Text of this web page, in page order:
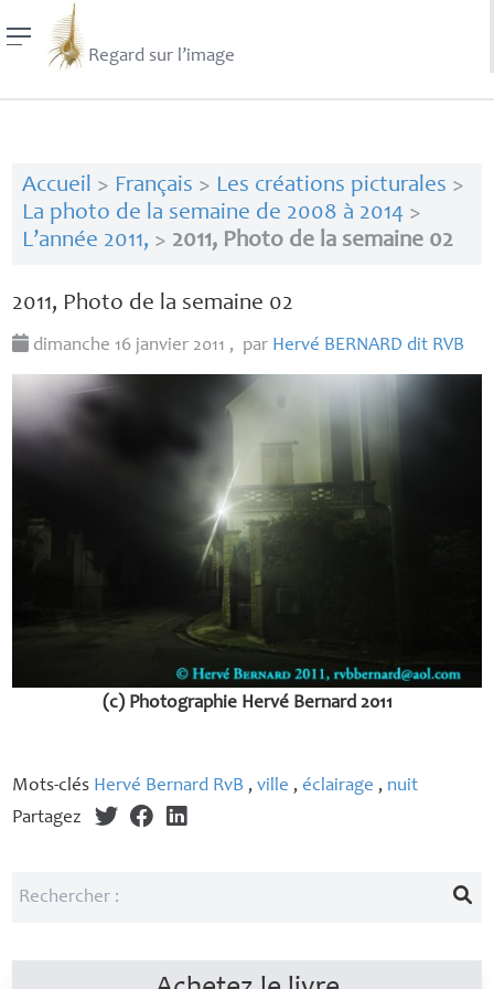
Regard sur l’image
Accueil > Français > Les créations picturales >
La photo de la semaine de 2008 à 2014>
L’année 2011, > 2011, Photo de la semaine 02
2011, Photo de la semaine 02
dimanche 16 janvier 2011 , par Hervé BERNARD dit RVB
(c) Photographie Hervé Bernard 2011
Mots-clés Hervé Bernard RvB ,ville ,éclairage , nuit
Partagez